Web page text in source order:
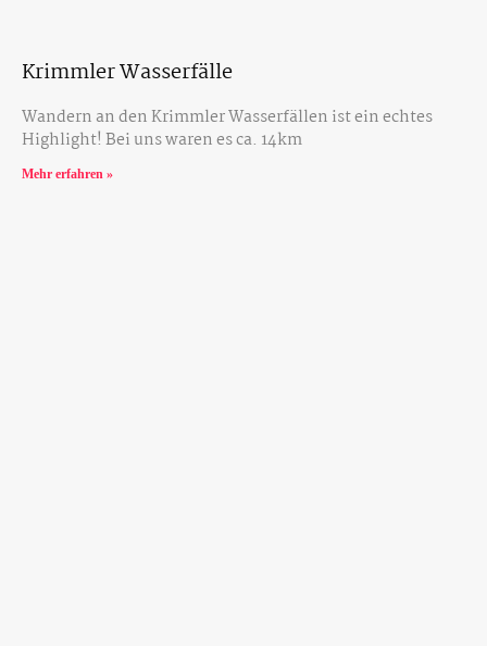
Krimmler Wasserfälle
Wandern an den Krimmler Wasserfällen ist ein echtes
Highlight! Bei uns waren es ca. 14km
Mehr erfahren »